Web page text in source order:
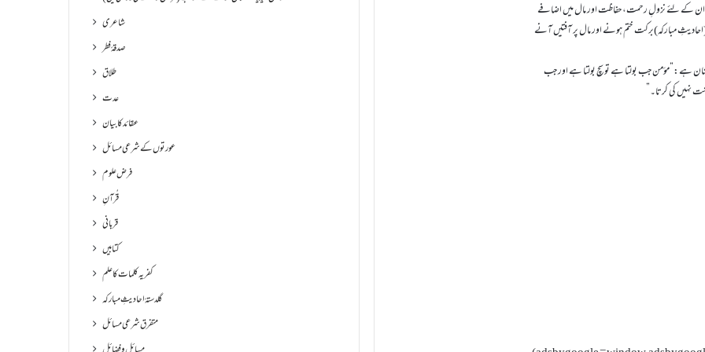
ان کے لئے نزولِ رحمت، حفاظت اور مال ميں اضافے
مبارکہ)برکت ختم ہونے اور مال پر آفتيں آنے
ہے:”مؤمن جب بولتا ہے تو سچ بولتا ہے اور جب
نہيں کی کرتا۔”
شاعری
صدقۂ فطر
طلاق
عدت
عقائد کا بیان
عورتوں کے شرعی مسائل
فرض علوم
قُرآنِ
قربانی
کتابیں
کفریہ کلمات کا علم
گلدستۂ احادیثِ مبارکہ
متفرق شرعی مسائل